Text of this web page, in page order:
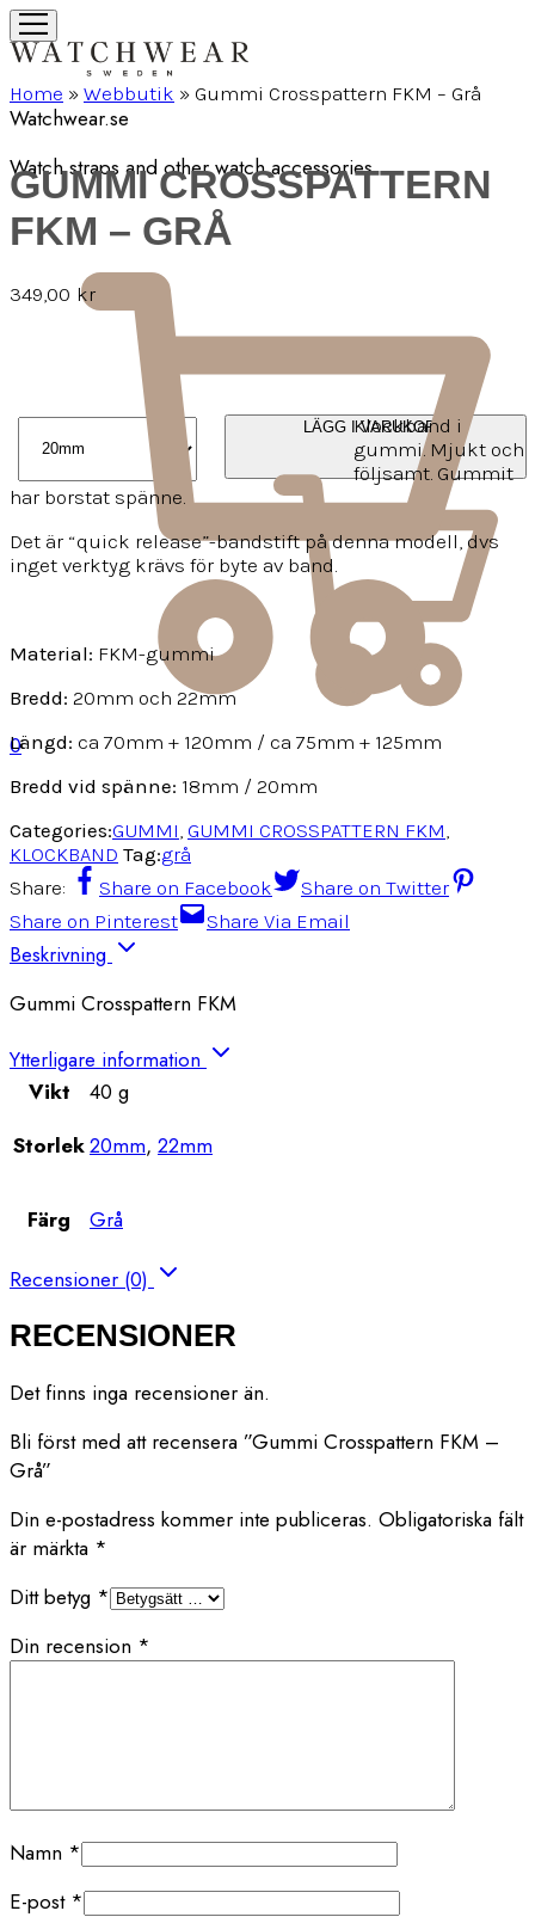
Watchwear.se
Watch straps and other watch accessories
0
Home » Webbutik » Gummi Crosspattern FKM – Grå
GUMMI CROSSPATTERN
FKM – GRÅ
349,00 kr
LÄGG I VARUKORG
Klockband i
gummi. Mjukt och
följsamt. Gummit
har borstat spänne.
Det är “quick release”-bandstift på denna modell, dvs
inget verktyg krävs för byte av band.
Material: FKM-gummi
Bredd: 20mm och 22mm
Längd: ca 70mm + 120mm / ca 75mm + 125mm
Bredd vid spänne: 18mm / 20mm
Categories:GUMMI GUMMI CROSSPATTERN FKM
KLOCKBAND Tag:grå
Share:
Share on Facebook
Share on Twitter
Share on Pinterest
Share Via Email
Beskrivning
Gummi Crosspattern FKM
Ytterligare information
Vikt
40 g
Storlek20mm, 22mm
Färg Grå
Recensioner (0)
RECENSIONER
Det finns inga recensioner än.
Bli först med att recensera ”Gummi Crosspattern FKM –
Grå”
Din e-postadress kommer inte publiceras. Obligatoriska fält
är märkta *
Ditt betyg *
Din recension *
Namn *
E-post *